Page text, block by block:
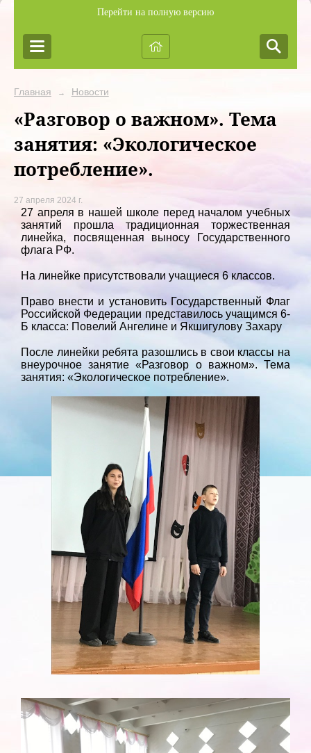
Перейти на полную версию
Главная → Новости
«Разговор о важном». Тема
занятия: «Экологическое
потребление».
27 апреля 2024 г.
27 апреля в нашей школе перед началом учебных
занятий прошла традиционная торжественная
линейка, посвященная выносу Государственного
флага РФ.
На линейке присутствовали учащиеся 6 классов.
Право внести и установить Государственный Флаг
Российской Федерации представилось учащимся 6-
Б класса: Повелий Ангелине и Якшигулову Захару
После линейки ребята разошлись в свои классы на
внеурочное занятие «Разговор о важном». Тема
занятия: «Экологическое потребление».